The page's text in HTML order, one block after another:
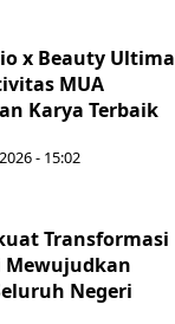
x Beauty Ultima
MUA
Karya Terbaik
- 15:02
Transformasi
Mewujudkan
Negeri